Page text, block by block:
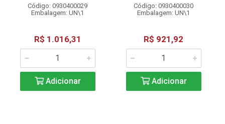
Código: 0930400029
Embalagem: UN\1
R$ 1.016,31
Adicionar
Código: 0930400030
Embalagem: UN\1
R$ 921,92
Adicionar